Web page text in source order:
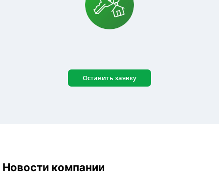
Оставить заявку
Новости компании